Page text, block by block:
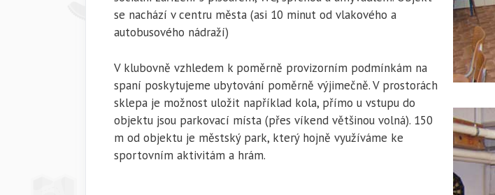
se nachází v centru města (asi 10 minut od vlakového a
autobusového nádraží)
V klubovně vzhledem k poměrně provizorním podmínkám na
spaní poskytujeme ubytování poměrně výjimečně. V prostorách
sklepa je možnost uložit například kola, přímo u vstupu do
objektu jsou parkovací místa (přes víkend většinou volná). 150
m od objektu je městský park, který hojně využíváme ke
sportovním aktivitám a hrám.